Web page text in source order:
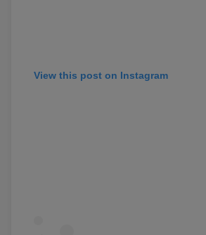
View this post on Instagram